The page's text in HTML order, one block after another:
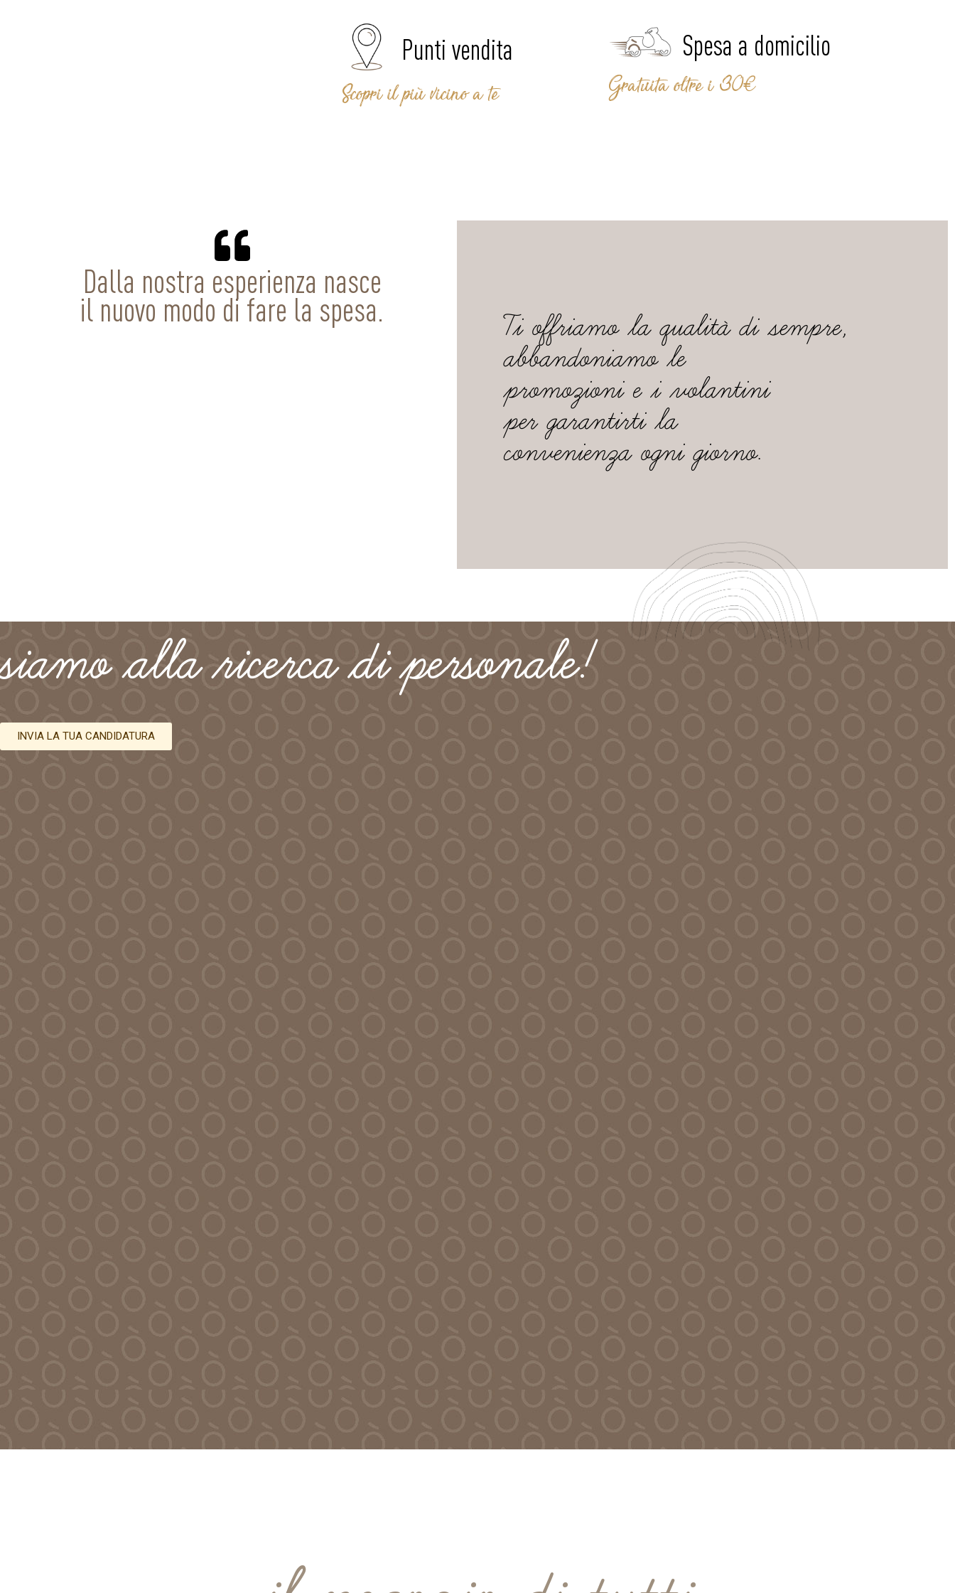
Punti vendita
Scopri il più vicino a te
Spesa a domicilio
Gratuita oltre i 30€
Dalla nostra esperienza nasce
il nuovo modo di fare la spesa.
Ti offriamo la qualità di sempre,
abbandoniamo le
promozioni e i volantini
per garantirti la
convenienza ogni giorno.
siamo alla ricerca di personale!
INVIA LA TUA CANDIDATURA